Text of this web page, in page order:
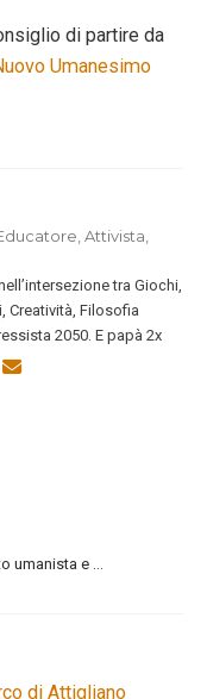
di partire da
Umanesimo
Attivista,
tra Giochi,
Creatività, Filosofia
2050. E papà 2x
umanista e …
di Attigliano